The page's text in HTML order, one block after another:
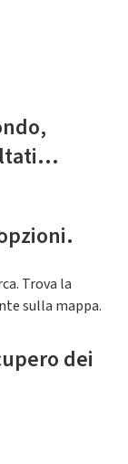
Trova la
sulla mappa.
dei